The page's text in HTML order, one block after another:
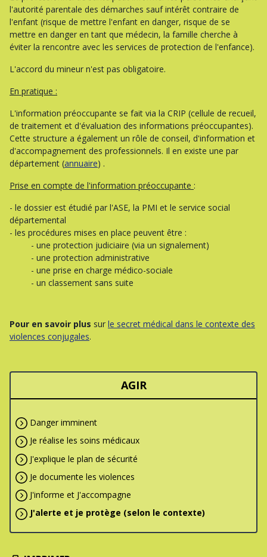
l'autorité parentale des démarches sauf intérêt contraire de
l'enfant (risque de mettre l'enfant en danger, risque de se
mettre en danger en tant que médecin, la famille cherche à
éviter la rencontre avec les services de protection de l'enfance).
L'accord du mineur n'est pas obligatoire.
En pratique :
L'information préoccupante se fait via la CRIP (cellule de recueil,
de traitement et d'évaluation des informations préoccupantes).
Cette structure a également un rôle de conseil, d'information et
d'accompagnement des professionnels. Il en existe une par
département (annuaire) .
Prise en compte de l'information préoccupante :
- le dossier est étudié par l'ASE, la PMI et le service social
départemental
- les procédures mises en place peuvent être :
- une protection judiciaire (via un signalement)
- une protection administrative
- une prise en charge médico-sociale
- un classement sans suite
Pour en savoir plus sur le secret médical dans le contexte des
violences conjugales.
AGIR
Danger imminent
Je réalise les soins médicaux
J'explique le plan de sécurité
Je documente les violences
J'informe et J'accompagne
J'alerte et je protège (selon le contexte)